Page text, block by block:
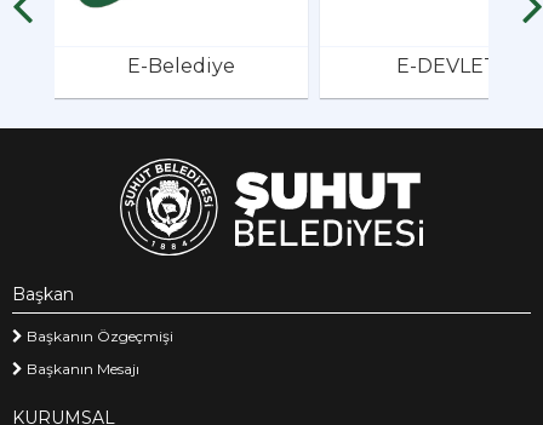
E-Belediye E-DEVLET
Başkan
Başkanın Özgeçmişi
Başkanın Mesajı
KURUMSAL